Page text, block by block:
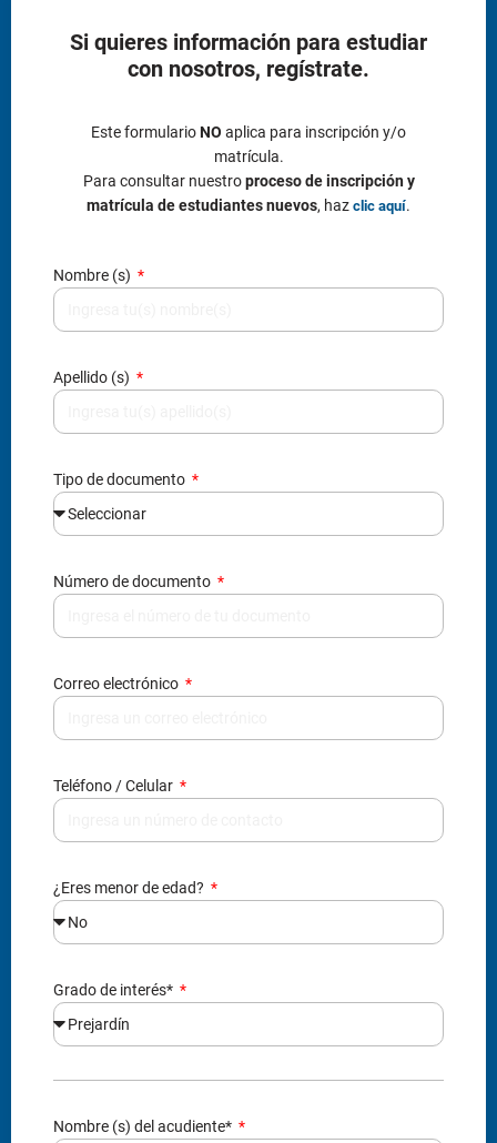
Si quieres información para estudiar
con nosotros, regístrate.
Este formularioNO aplica para inscripción y/o
matrícula.
Para consultar nuestroproceso de inscripción y
matrícula de estudiantes nuevos, haz clic aquí.
Nombre (s)
Apellido (s)
Tipo de documento
Número de documento
Correo electrónico
Teléfono / Celular
¿Eres menor de edad?
Grado de interés*
Nombre (s) del acudiente*